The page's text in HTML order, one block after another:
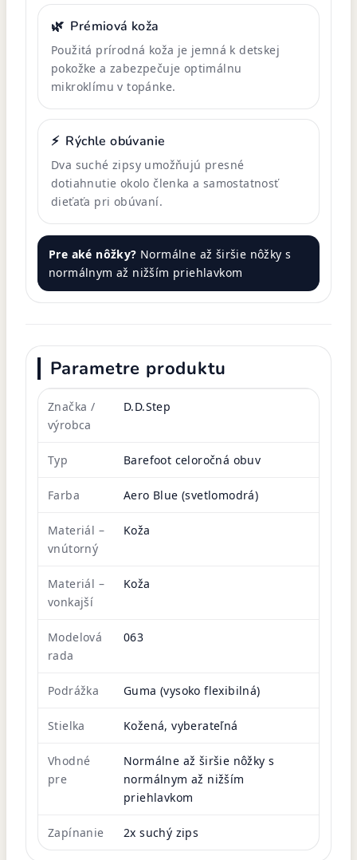
🌿 Prémiová koža
Použitá prírodná koža je jemná k detskej
pokožke a zabezpečuje optimálnu
mikroklímu v topánke.
⚡ Rýchle obúvanie
Dva suché zipsy umožňujú presné
dotiahnutie okolo členka a samostatnosť
dieťaťa pri obúvaní.
Pre aké nôžky? Normálne až širšie nôžky s
normálnym až nižším priehlavkom
Parametre produktu
Značka /
výrobca
D.D.Step
Typ Barefoot celoročná obuv
Farba Aero Blue (svetlomodrá)
Materiál –
vnútorný
Koža
Materiál –
vonkajší
Koža
Modelová
rada
063
Podrážka Guma (vysoko flexibilná)
Stielka Kožená, vyberateľná
Vhodné
pre
Normálne až širšie nôžky s
normálnym až nižším
priehlavkom
Zapínanie 2x suchý zips